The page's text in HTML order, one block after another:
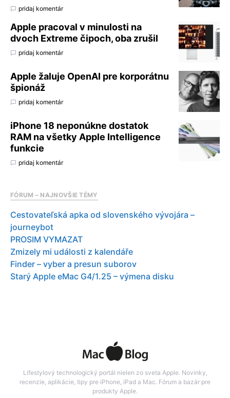
pridaj komentár
Apple pracoval v minulosti na
dvoch Extreme čipoch, oba zrušil
pridaj komentár
Apple žaluje OpenAI pre korporátnu
špionáž
pridaj komentár
iPhone 18 neponúkne dostatok
RAM na všetky Apple Intelligence
funkcie
pridaj komentár
FÓRUM – NAJNOVŠIE TÉMY
Cestovateľská apka od slovenského vývojára –
journeybot
PROSIM VYMAZAT
Zmizely mi události z kalendáře
Finder – vyber a presun suborov
Starý Apple eMac G4/1.25 – výmena disku
Lifestylový technologický portál nielen zo sveta Apple. Novinky,
recenzie, aplikácie, tipy pre iPhone, iPad a Mac. Fórum a bazár pre
produkty Apple.